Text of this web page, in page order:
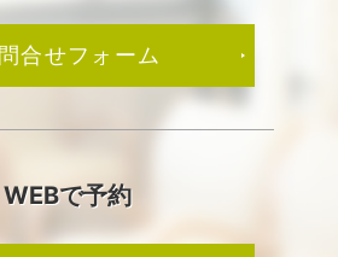
合せフォーム
WEBで予約